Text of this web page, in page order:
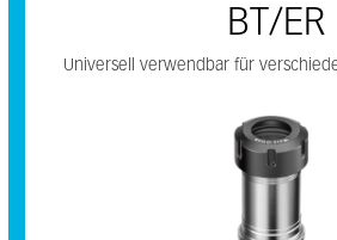
BT/ER
Universell verwendbar für